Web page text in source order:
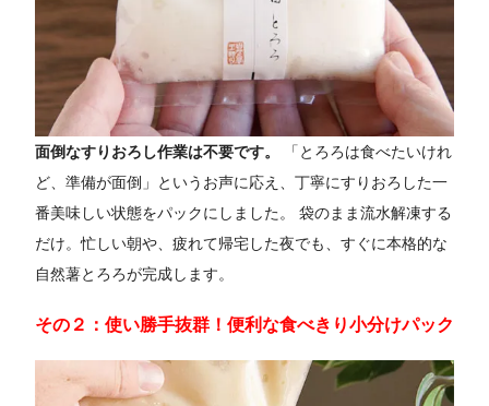
面倒なすりおろし作業は不要です。
「とろろは食べたいけれ
ど、準備が面倒」というお声に応え、丁寧にすりおろした一
番美味しい状態をパックにしました。 袋のまま流水解凍する
だけ。忙しい朝や、疲れて帰宅した夜でも、すぐに本格的な
自然薯とろろが完成します。
その２：使い勝手抜群！便利な食べきり小分けパック